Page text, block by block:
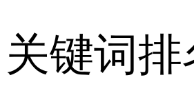
关键词